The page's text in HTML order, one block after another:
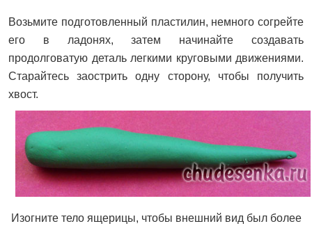
Возьмите подготовленный пластилин, немного согрейте
его в ладонях, затем начинайте создавать
продолговатую деталь легкими круговыми движениями.
Старайтесь заострить одну сторону, чтобы получить
хвост.
Изогните тело ящерицы, чтобы внешний вид был более